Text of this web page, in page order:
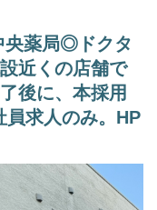
舗のため
になります。
決定する。
央薬局◎ドクタ
近くの店舗で
後に、本採用
求人のみ。HP